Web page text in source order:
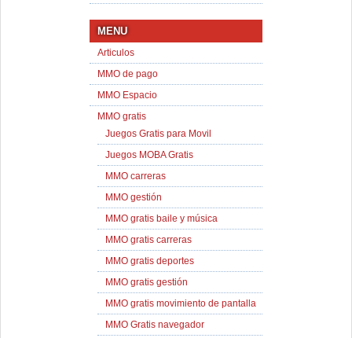
MENU
Articulos
MMO de pago
MMO Espacio
MMO gratis
Juegos Gratis para Movil
Juegos MOBA Gratis
MMO carreras
MMO gestión
MMO gratis baile y música
MMO gratis carreras
MMO gratis deportes
MMO gratis gestión
MMO gratis movimiento de pantalla
MMO Gratis navegador